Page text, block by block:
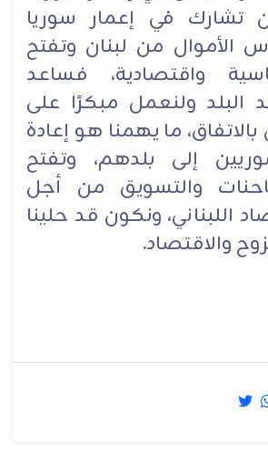
تشارك في إعمار سوريا
الأموال من لبنان وتفتح
واقتصادية، فساعد
ولنعمل مبكرًا على
بالاتفاق، ما يهمنا هو إعادة
إلى بلدهم، وتفتح
والتسويق من أجل
اللبناني، ونكون قد حلينا
والاقتصاد.